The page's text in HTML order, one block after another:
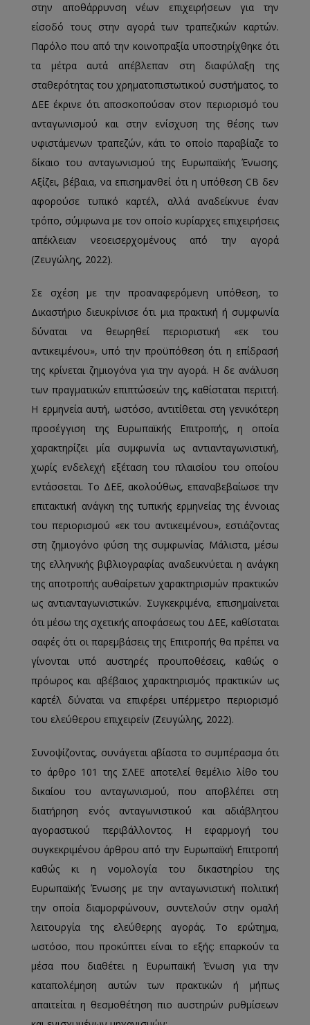
στην αποθάρρυνση νέων επιχειρήσεων για την
είσοδό τους στην αγορά των τραπεζικών καρτών.
Παρόλο που από την κοινοπραξία υποστηρίχθηκε ότι
τα μέτρα αυτά απέβλεπαν στη διαφύλαξη της
σταθερότητας του χρηματοπιστωτικού συστήματος, το
ΔΕΕ έκρινε ότι αποσκοπούσαν στον περιορισμό του
ανταγωνισμού και στην ενίσχυση της θέσης των
υφιστάμενων τραπεζών, κάτι το οποίο παραβίαζε το
δίκαιο του ανταγωνισμού της Ευρωπαϊκής Ένωσης.
Αξίζει, βέβαια, να επισημανθεί ότι η υπόθεση CB δεν
αφορούσε τυπικό καρτέλ, αλλά αναδείκνυε έναν
τρόπο, σύμφωνα με τον οποίο κυρίαρχες επιχειρήσεις
απέκλειαν νεοεισερχομένους από την αγορά
(Ζευγώλης, 2022).
Σε σχέση με την προαναφερόμενη υπόθεση, το
Δικαστήριο διευκρίνισε ότι μια πρακτική ή συμφωνία
δύναται να θεωρηθεί περιοριστική «εκ του
αντικειμένου», υπό την προϋπόθεση ότι η επίδρασή
της κρίνεται ζημιογόνα για την αγορά. Η δε ανάλυση
των πραγματικών επιπτώσεών της, καθίσταται περιττή.
Η ερμηνεία αυτή, ωστόσο, αντιτίθεται στη γενικότερη
προσέγγιση της Ευρωπαϊκής Επιτροπής, η οποία
χαρακτηρίζει μία συμφωνία ως αντιανταγωνιστική,
χωρίς ενδελεχή εξέταση του πλαισίου του οποίου
εντάσσεται. Το ΔΕΕ, ακολούθως, επαναβεβαίωσε την
επιτακτική ανάγκη της τυπικής ερμηνείας της έννοιας
του περιορισμού «εκ του αντικειμένου», εστιάζοντας
στη ζημιογόνο φύση της συμφωνίας. Μάλιστα, μέσω
της ελληνικής βιβλιογραφίας αναδεικνύεται η ανάγκη
της αποτροπής αυθαίρετων χαρακτηρισμών πρακτικών
ως αντιανταγωνιστικών. Συγκεκριμένα, επισημαίνεται
ότι μέσω της σχετικής αποφάσεως του ΔΕΕ, καθίσταται
σαφές ότι οι παρεμβάσεις της Επιτροπής θα πρέπει να
γίνονται υπό αυστηρές προυποθέσεις, καθώς ο
πρόωρος και αβέβαιος χαρακτηρισμός πρακτικών ως
καρτέλ δύναται να επιφέρει υπέρμετρο περιορισμό
του ελεύθερου επιχειρείν (Ζευγώλης, 2022).
Συνοψίζοντας, συνάγεται αβίαστα το συμπέρασμα ότι
το άρθρο 101 της ΣΛΕΕ αποτελεί θεμέλιο λίθο του
δικαίου του ανταγωνισμού, που αποβλέπει στη
διατήρηση ενός ανταγωνιστικού και αδιάβλητου
αγοραστικού περιβάλλοντος. Η εφαρμογή του
συγκεκριμένου άρθρου από την Ευρωπαϊκή Επιτροπή
καθώς κι η νομολογία του δικαστηρίου της
Ευρωπαϊκής Ένωσης με την ανταγωνιστική πολιτική
την οποία διαμορφώνουν, συντελούν στην ομαλή
λειτουργία της ελεύθερης αγοράς. Το ερώτημα,
ωστόσο, που προκύπτει είναι το εξής: επαρκούν τα
μέσα που διαθέτει η Ευρωπαϊκή Ένωση για την
καταπολέμηση αυτών των πρακτικών ή μήπως
απαιτείται η θεσμοθέτηση πιο αυστηρών ρυθμίσεων